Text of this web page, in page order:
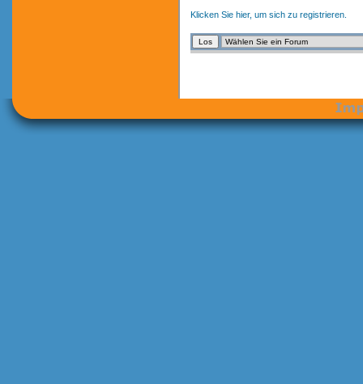
Klicken Sie hier, um sich zu registrieren.